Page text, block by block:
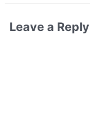
Leave a Reply